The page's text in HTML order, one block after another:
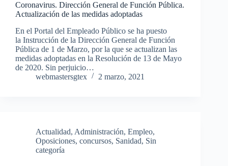
Coronavirus. Dirección General de Función Pública.
Actualización de las medidas adoptadas
En el Portal del Empleado Público se ha puesto
la Instrucción de la Dirección General de Función
Pública de 1 de Marzo, por la que se actualizan las
medidas adoptadas en la Resolución de 13 de Mayo
de 2020. Sin perjuicio…
webmastersgtex
2 marzo, 2021
Actualidad, Administración, Empleo,
Oposiciones, concursos, Sanidad, Sin
categoría